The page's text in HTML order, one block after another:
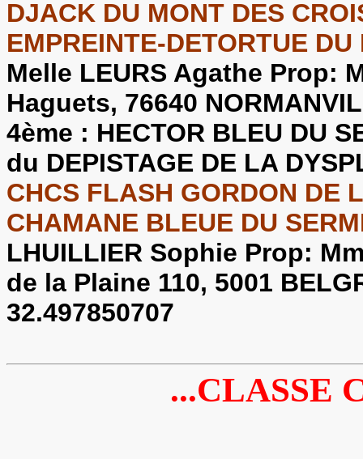
DJACK DU MONT DES
EMPREINTE-DETORTUE
Melle LEURS Agathe Prop:
Haguets, 76640
4ème : HECTOR BLEU DU
du DEPISTAGE DE LA
CHCS FLASH GORDON DE
CHAMANE BLEUE DU
LHUILLIER Sophie Prop:
de la Plaine 110, 5001
32.497850707
...CLASSE